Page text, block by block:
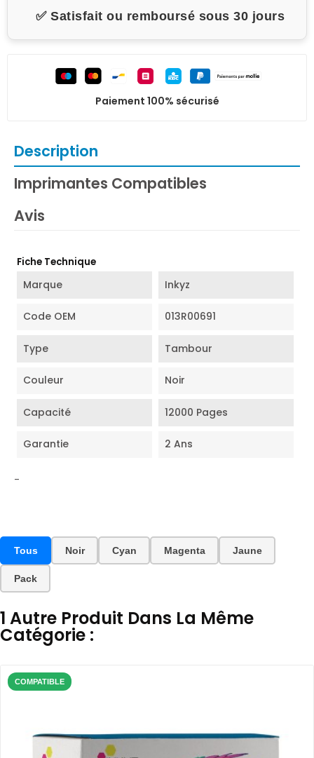
✅ Satisfait ou remboursé sous 30 jours
Paiement 100% sécurisé
Description
Imprimantes Compatibles
Avis
Fiche Technique
Marque Inkyz
Code OEM 013R00691
Type Tambour
Couleur Noir
Capacité 12000 Pages
Garantie 2 Ans
-
Tous Noir Cyan Magenta Jaune
Pack
1 Autre Produit Dans La Même
Catégorie :
COMPATIBLE